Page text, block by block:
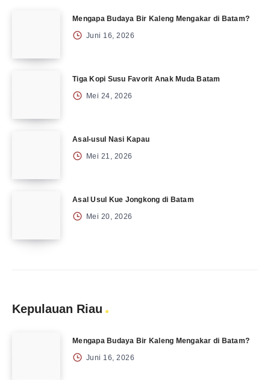
Mengapa Budaya Bir Kaleng Mengakar di Batam?
Juni 16, 2026
Tiga Kopi Susu Favorit Anak Muda Batam
Mei 24, 2026
Asal-usul Nasi Kapau
Mei 21, 2026
Asal Usul Kue Jongkong di Batam
Mei 20, 2026
Kepulauan Riau
Mengapa Budaya Bir Kaleng Mengakar di Batam?
Juni 16, 2026